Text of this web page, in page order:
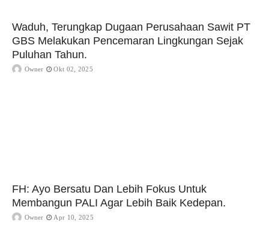
Waduh, Terungkap Dugaan Perusahaan Sawit PT
GBS Melakukan Pencemaran Lingkungan Sejak
Puluhan Tahun.
Owner Okt 02, 2025
FH: Ayo Bersatu Dan Lebih Fokus Untuk
Membangun PALI Agar Lebih Baik Kedepan.
Owner Apr 10, 2025